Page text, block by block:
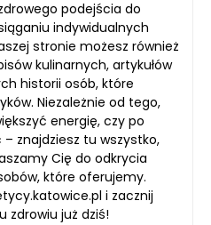
podejścia do
indywidualnych
stronie możesz również
kulinarnych, artykułów
historii osób, które
Niezależnie od tego,
energię, czy po
znajdziesz tu wszystko,
Cię do odkrycia
które oferujemy.
i zacznij
zdrowiu już dziś!